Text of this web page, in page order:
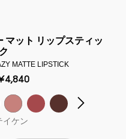
マット リップスティッ
ク
MATTE LIPSTICK
イケン